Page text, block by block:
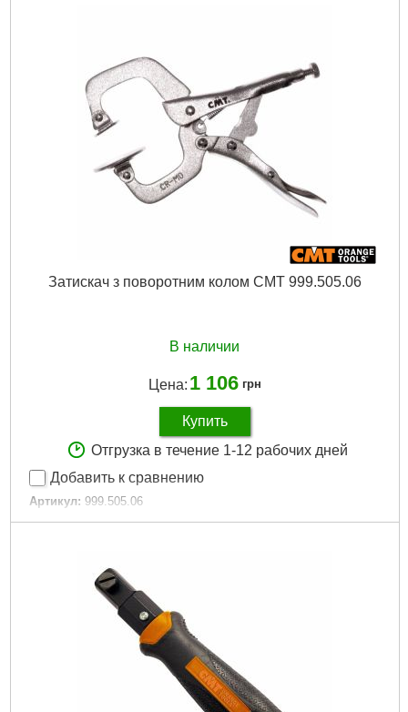
Затискач з поворотним колом CMT 999.505.06
В наличии
Цена: 1 106 грн
Купить
Отгрузка в течение 1-12 рабочих дней
Добавить к сравнению
Артикул: 999.505.06
Код товара: 30.31.66